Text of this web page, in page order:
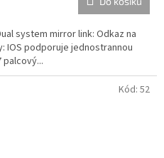
system mirror link: Odkaz na
IOS podporuje jednostrannou
Kód: 52